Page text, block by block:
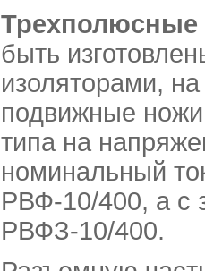
Трехполюсные
быть
изоляторами,
подвижные
типа на
номинальный
РВФ-10/400, а с
РВФЗ-10/400.